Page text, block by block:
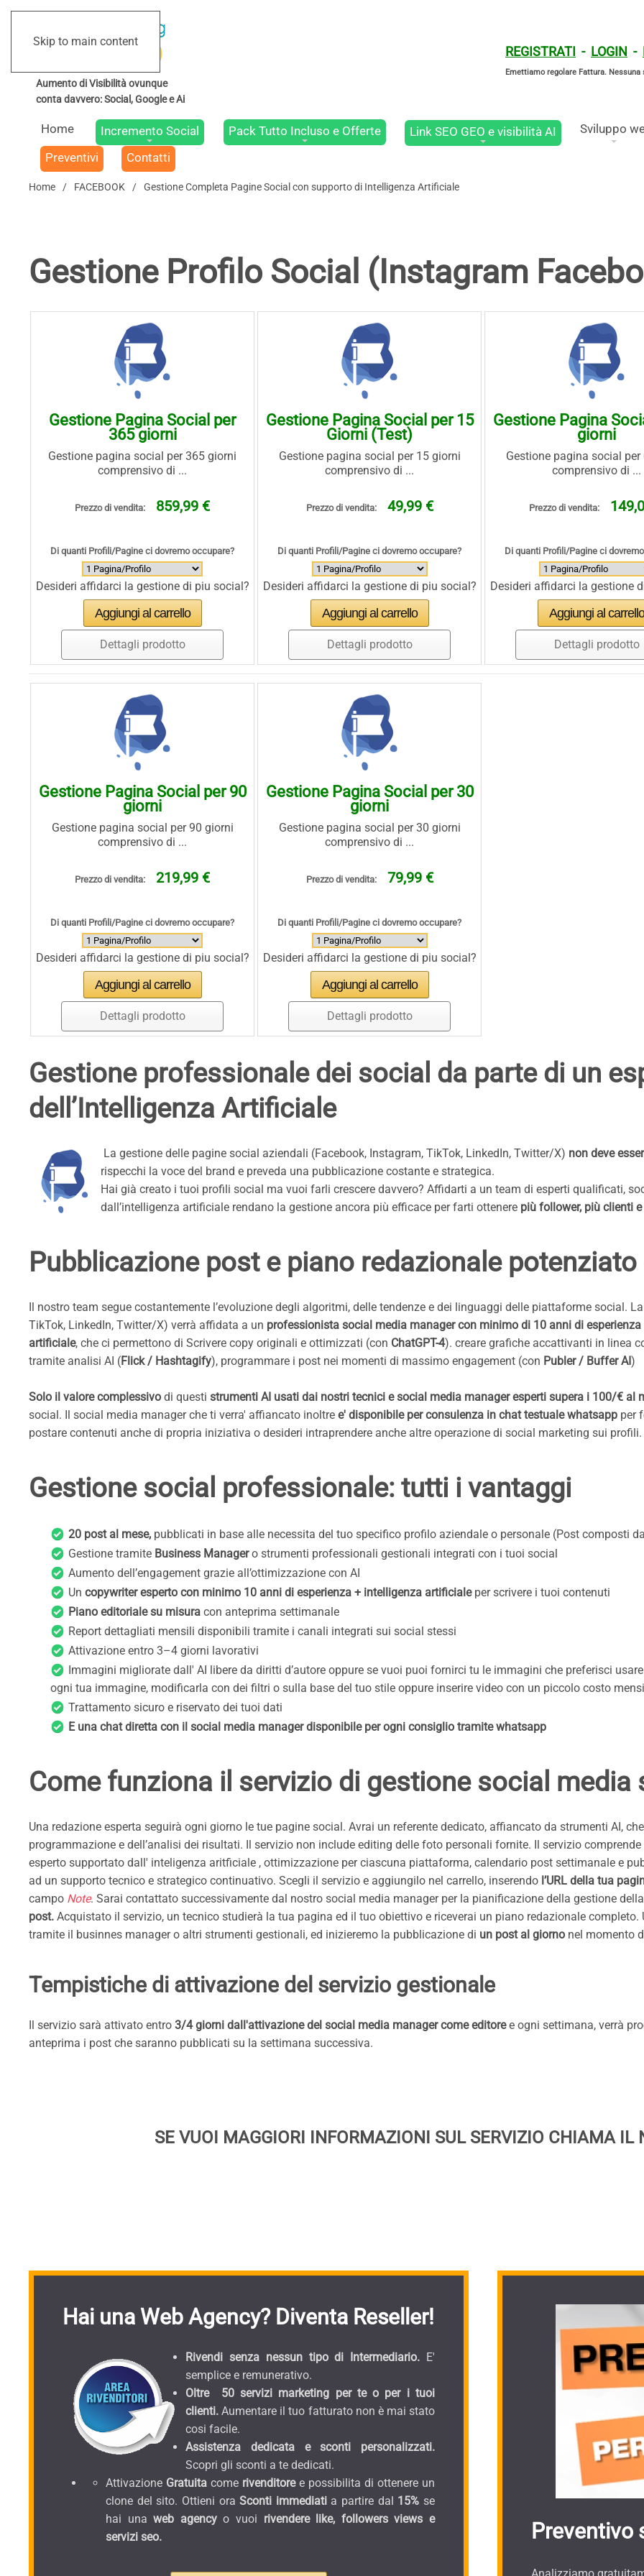
Skip to main content
REGISTRATI - LOGIN -
Emettiamo regolare Fattura. Nessuna
Home Incremento Social Pack Tutto Incluso e Offerte Link SEO GEO e visibilità AI Sviluppo
Preventivi
Contatti
Home FACEBOOK Gestione Completa Pagine Social con supporto di Intelligenza Artificiale
Gestione Profilo Social (Instagram
Gestione Pagina Social per
365 giorni
Gestione pagina social per 365 giorni
comprensivo di ...
Prezzo di vendita: 859,99 €
Di quanti Profili/Pagine ci dovremo occupare?
Desideri affidarci la gestione di piu social?
Dettagli prodotto
Gestione Pagina Social per 15
Giorni (Test)
Gestione pagina social per 15 giorni
comprensivo di ...
Prezzo di vendita: 49,99 €
Di quanti Profili/Pagine ci dovremo occupare?
Desideri affidarci la gestione di piu social?
Dettagli prodotto
Gestione Pagina
giorni
Gestione pagina social per
comprensivo di ...
Prezzo di vendita:
Di quanti Profili/Pagine ci
Desideri affidarci la gestione
Dettagli prodotto
Gestione Pagina Social per 90
giorni
Gestione pagina social per 90 giorni
comprensivo di ...
Prezzo di vendita: 219,99 €
Di quanti Profili/Pagine ci dovremo occupare?
Desideri affidarci la gestione di piu social?
Dettagli prodotto
Gestione Pagina Social per 30
giorni
Gestione pagina social per 30 giorni
comprensivo di ...
Prezzo di vendita: 79,99 €
Di quanti Profili/Pagine ci dovremo occupare?
Desideri affidarci la gestione di piu social?
Dettagli prodotto
Gestione professionale dei social da parte di un
dell’Intelligenza Artificiale
La gestione delle pagine social aziendali (Facebook, Instagram, TikTok, LinkedIn, Twitter/X) non deve
rispecchi la voce del brand e preveda una pubblicazione costante e strategica.
Hai già creato i tuoi profili social ma vuoi farli crescere davvero? Affidarti a un team di esperti qualificati,
dall’intelligenza artificiale rendano la gestione ancora più efficace per farti ottenere più follower, più clienti
Pubblicazione post e piano redazionale potenziato
Il nostro team segue costantemente l’evoluzione degli algoritmi, delle tendenze e dei linguaggi delle piattaforme social.
TikTok, LinkedIn, Twitter/X) verrà affidata a un professionista social media manager con minimo di 10 anni di
artificiale, che ci permettono di Scrivere copy originali e ottimizzati (con ChatGPT-4). creare grafiche accattivanti in linea
tramite analisi AI (Flick / Hashtagify), programmare i post nei momenti di massimo engagement (con Publer / Buffer AI)
Solo il valore complessivo di questi strumenti AI usati dai nostri tecnici e social media manager esperti supera i 100/€ al
social. Il social media manager che ti verra' affiancato inoltre e' disponibile per consulenza in chat testuale whatsapp per
postare contenuti anche di propria iniziativa o desideri intraprendere anche altre operazione di social marketing sui profili.
Gestione social professionale: tutti i vantaggi
20 post al mese, pubblicati in base alle necessita del tuo specifico profilo aziendale o personale (Post composti
Gestione tramite Business Managero strumenti professionali gestionali integrati con i tuoi social
Aumento dell’engagement grazie all’ottimizzazione con AI
Un copywriter esperto con minimo 10 anni di esperienza + intelligenza artificialeper scrivere i tuoi contenuti
Piano editoriale su misura con anteprima settimanale
Report dettagliati mensili disponibili tramite i canali integrati sui social stessi
Attivazione entro 3–4 giorni lavorativi
Immagini migliorate dall' AI libere da diritti d’autore oppure se vuoi puoi fornirci tu le immagini che preferisci
ogni tua immagine, modificarla con dei filtri o sulla base del tuo stile oppure inserire video con un piccolo costo
Trattamento sicuro e riservato dei tuoi dati
E una chat diretta con il social media manager disponibile per ogni consiglio tramite whatsapp
Come funziona il servizio di gestione social media
Una redazione esperta seguirà ogni giorno le tue pagine social. Avrai un referente dedicato, affiancato da strumenti AI,
programmazione e dell’analisi dei risultati. Il servizio non include editing delle foto personali fornite. Il servizio
esperto supportato dall' inteligenza aritficiale , ottimizzazione per ciascuna piattaforma, calendario post settimanale e
ad un supporto tecnico e strategico continuativo. Scegli il servizio e aggiungilo nel carrello, inserendo l’URL della tua
campo Note. Sarai contattato successivamente dal nostro social media manager per la pianificazione della gestione
post. Acquistato il servizio, un tecnico studierà la tua pagina ed il tuo obiettivo e riceverai un piano redazionale
tramite il businnes manager o altri strumenti gestionali, ed inizieremo la pubblicazione di un post al giorno nel momento
Tempistiche di attivazione del servizio gestionale
Il servizio sarà attivato entro 3/4 giorni dall'attivazione del social media manager come editoree ogni settimana, verrà
anteprima i post che saranno pubblicati su la settimana successiva.
SE VUOI MAGGIORI INFORMAZIONI SUL SERVIZIO CHIAMA IL
Hai una Web Agency? Diventa Reseller!
Rivendi senza nessun tipo di Intermediario. E'
semplice e remunerativo.
Oltre 50 servizi marketing per te o per i tuoi
clienti. Aumentare il tuo fatturato non è mai stato
cosi facile.
Assistenza dedicata e sconti personalizzati.
Scopri gli sconti a te dedicati.
Attivazione Gratuita come rivenditoree possibilita di ottenere un
clone del sito. Ottieni oraSconti immediatia partire dal 15% se
hai una web agencyo vuoi rivendere like, followers views e
servizi seo.
Preventivo